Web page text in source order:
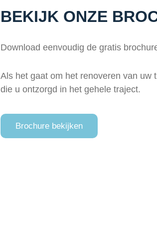
BEKIJK ONZE
Download eenvoudig de gratis
Als het gaat om het renoveren van uw
die u ontzorgd in het gehele traject.
Brochure bekijken